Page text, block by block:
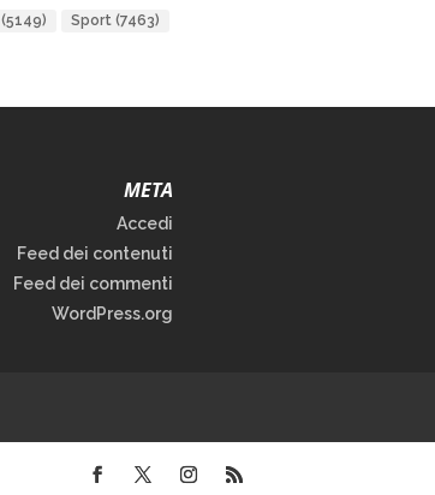
(5149) Sport(7463)
META
Accedi
Feed dei contenuti
Feed dei commenti
WordPress.org